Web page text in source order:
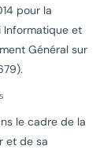
pour la
Informatique et
Général sur
le cadre de la
et de sa